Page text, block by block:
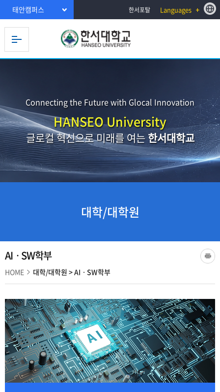
태안캠퍼스 한서포탈 Languages
Connecting the Future with Glocal Innovation
HANSEO University
글로컬 혁신으로 미래를 여는한서대학교
대학/대학원
AIㆍSW학부
HOME 대학/대학원 >AIㆍSW학부